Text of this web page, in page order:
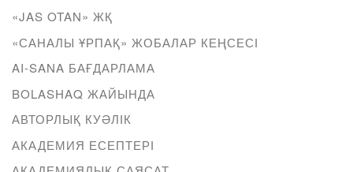
«JAS OTAN» ЖҚ
«САНАЛЫ ҰРПАҚ» ЖОБАЛАР КЕҢСЕСІ
AI-SANA БАҒДАРЛАМА
BOLASHAQ ЖАЙЫНДА
АВТОРЛЫҚ КУӘЛІК
АКАДЕМИЯ ЕСЕПТЕРІ